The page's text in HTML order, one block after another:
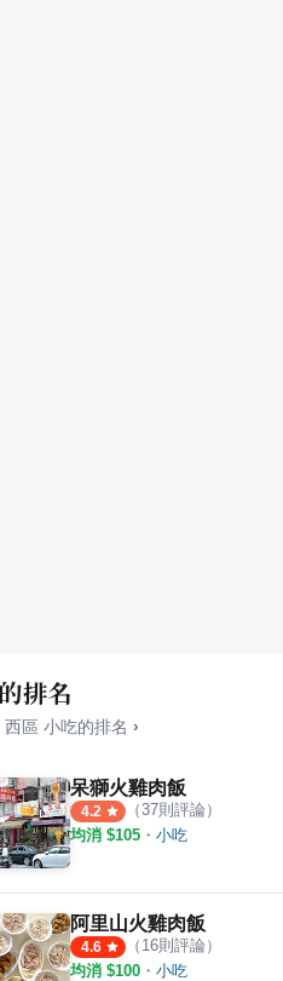
排名
西區 小吃的排名 ›
呆獅火雞肉飯
4.2 （37則評論）
均消 $105 ・ 小吃
阿里山火雞肉飯
4.6 （ 16則評論）
均消 $100 ・ 小吃